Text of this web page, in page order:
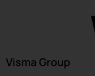
Visma Group